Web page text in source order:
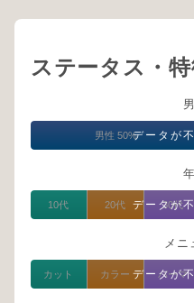
ステータス・
データが
男性 50%
データが
10代 20代 30代
メニ
データが
カット カラー パーマ